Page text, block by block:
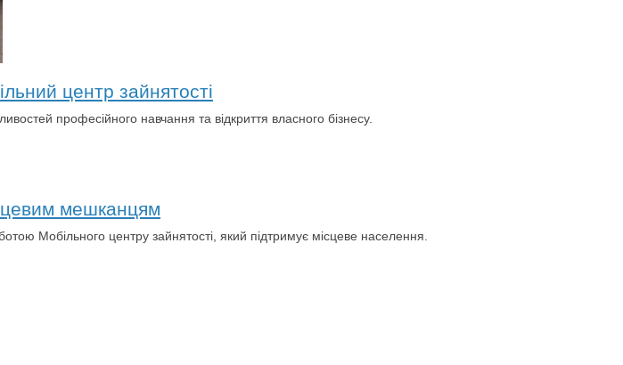
центр зайнятості
професійного навчання та відкриття власного бізнесу.
мешканцям
Мобільного центру зайнятості, який підтримує місцеве населення.